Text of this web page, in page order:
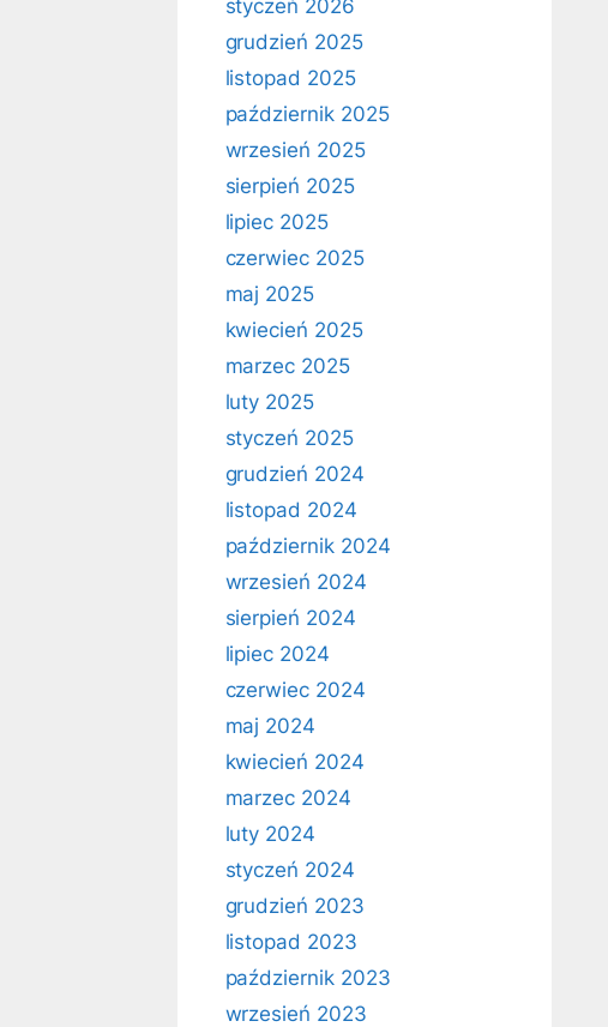
styczeń 2026
grudzień 2025
listopad 2025
październik 2025
wrzesień 2025
sierpień 2025
lipiec 2025
czerwiec 2025
maj 2025
kwiecień 2025
marzec 2025
luty 2025
styczeń 2025
grudzień 2024
listopad 2024
październik 2024
wrzesień 2024
sierpień 2024
lipiec 2024
czerwiec 2024
maj 2024
kwiecień 2024
marzec 2024
luty 2024
styczeń 2024
grudzień 2023
listopad 2023
październik 2023
wrzesień 2023